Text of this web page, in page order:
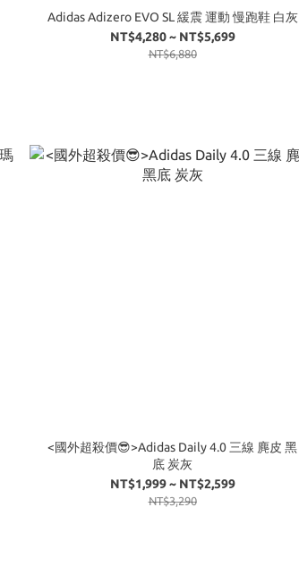
Adidas Adizero EVO SL 緩震 運動 慢跑鞋 白灰
NT$4,280 ~ NT$5,699
NT$6,880
<國外超殺價😎>Adidas Daily 4.0 三線 麂皮 黑
底 炭灰
NT$1,999 ~ NT$2,599
NT$3,290